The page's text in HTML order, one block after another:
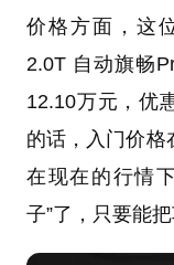
价格方面，这
2.0T 自动旗畅
12.10万元，优
的话，入门价格
在现在的行情
子”了，只要能